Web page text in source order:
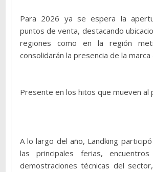
Para 2026 ya se espera la
puntos de venta, destacando
regiones como en la región
consolidarán la presencia de la
Presente en los hitos que mueven al
A lo largo del año, Landking
las principales ferias,
demostraciones técnicas del